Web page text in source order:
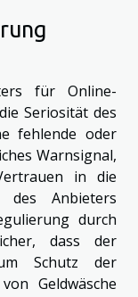
für Online-
Seriosität des
fehlende oder
Warnsignal,
in die
des Anbieters
durch
dass der
Schutz der
Geldwäsche